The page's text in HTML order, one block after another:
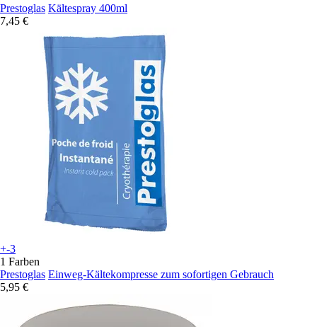
Prestoglas Kältespray 400ml
7,45 €
+-3
1 Farben
Prestoglas Einweg-Kältekompresse zum sofortigen Gebrauch
5,95 €